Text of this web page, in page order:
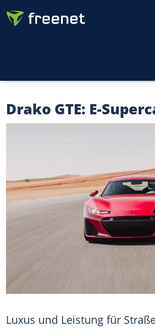
Drako GTE: E-
Luxus und Leistung für